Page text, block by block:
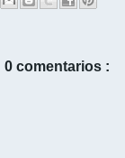
0 comentarios :